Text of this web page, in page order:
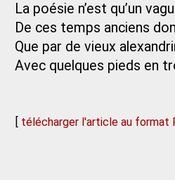
La poésie n’est qu’un
De ces temps anciens
Que par de vieux
Avec quelques pieds en
[ télécharger l'article au format